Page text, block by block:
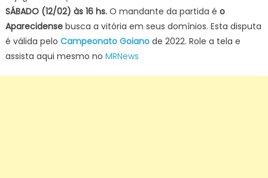
GO
AO
VIVO
PALPITES
SÁBADO (12/02) às 16 hs.O mandante da partida é o
Aparecidense busca a vitória em seus domínios. Esta disputa
é válida pelo Campeonato Goianode 2022. Role a tela e
assista aqui mesmo no MRNews